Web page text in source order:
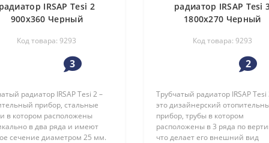
радиатор IRSAP Tesi 2
900x360 Черный
Код товара: 9293
3
радиатор IRSAP Tesi 2 –
прибор, стальные
в котором расположены
в два ряда и имеют
сечение диаметром 25 мм.
радиатор IRSAP Tesi
1800x270 Черный
Код товара: 9293
2
Трубчатый радиатор IRSAP Tesi
это дизайнерский
прибор, трубы в котором
расположены в 3 ряда по
что делает его внешний вид